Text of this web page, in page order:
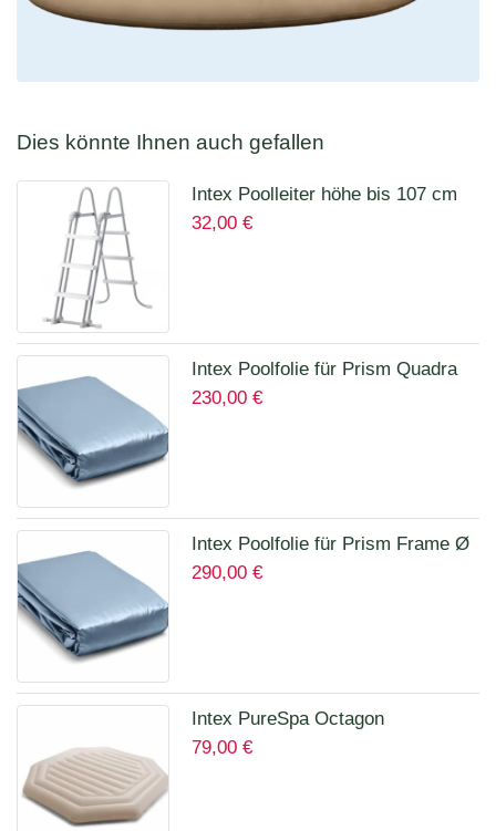
Dies könnte Ihnen auch gefallen
Intex Poolleiter höhe bis 107 cm
28075
32,00 €
Intex Poolfolie für Prism Quadra
400 x 200 x 100 cm 12135A
230,00 €
Intex Poolfolie für Prism Frame Ø
457 x 122 cm Art.12457A
290,00 €
Intex PureSpa Octagon
Isolierende Abdeckung für 28456
79,00 €